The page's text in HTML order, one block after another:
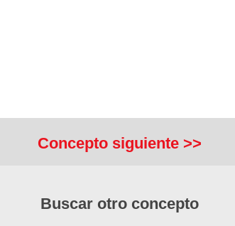
Concepto siguiente >>
Buscar otro concepto